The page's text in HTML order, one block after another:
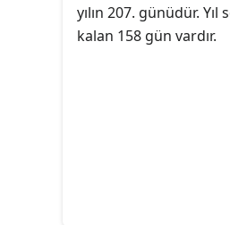
yılın 207. günüdür.
kalan 158 gün vardır.